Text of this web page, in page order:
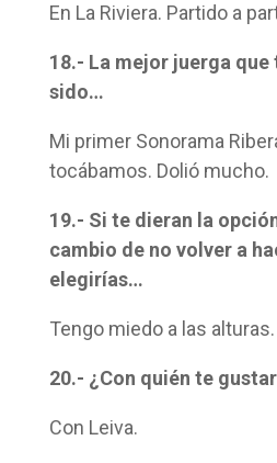
En La Riviera. Partido a
18.- La mejor juerga que
sido…
Mi primer Sonorama
tocábamos. Dolió mucho.
19.- Si te dieran la
cambio de no volver a
elegirías…
Tengo miedo a las alturas.
20.- ¿Con quién te
Con Leiva.